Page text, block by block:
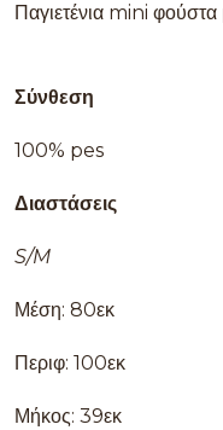
Παγιετένια mini
Σύνθεση
100% pes
Διαστάσεις
S/M
Μέση: 80εκ
Περιφ: 100εκ
Μήκος: 39εκ